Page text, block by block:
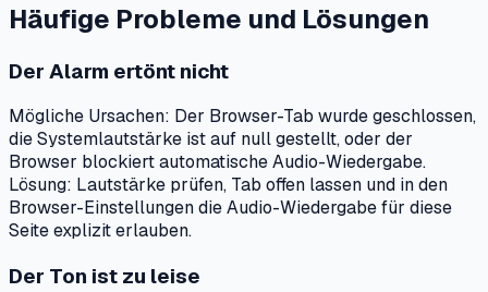
Häufige Probleme und Lösungen
Der Alarm ertönt nicht
Mögliche Ursachen: Der Browser-Tab wurde geschlossen,
die Systemlautstärke ist auf null gestellt, oder der
Browser blockiert automatische Audio-Wiedergabe.
Lösung: Lautstärke prüfen, Tab offen lassen und in den
Browser-Einstellungen die Audio-Wiedergabe für diese
Seite explizit erlauben.
Der Ton ist zu leise